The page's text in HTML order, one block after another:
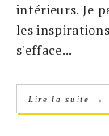
intérieurs. Je
les
s'efface...
Lire la suite →